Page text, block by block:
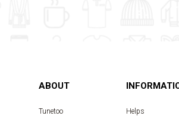
ABOUT
Tunetoo Helps